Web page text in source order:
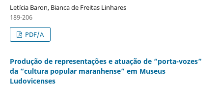
Letícia Baron, Bianca de Freitas Linhares
189-206
PDF/A
Produção de representações e atuação de “porta-vozes”
da “cultura popular maranhense” em Museus
Ludovicenses